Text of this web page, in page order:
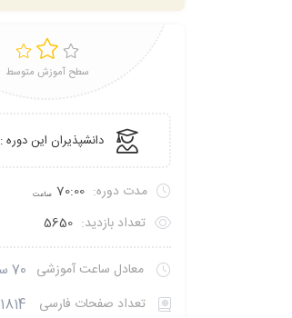
سطح آموزش متوسط
دانشپذیران این دوره :
مدت دوره: 70:00 ساعت
تعداد بازدید: 5650
معادل ساعت آموزشی 70 ساعت
تعداد صفحات فارسی 1814